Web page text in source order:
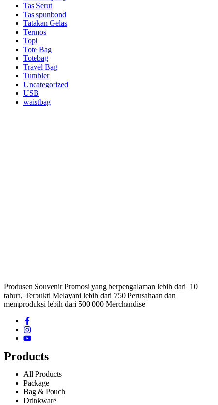
Tas Serut
Tas spunbond
Tatakan Gelas
Termos
Topi
Tote Bag
Totebag
Travel Bag
Tumbler
Uncategorized
USB
waistbag
Produsen Souvenir Promosi yang berpengalaman lebih dari 10
tahun, Terbukti Melayani lebih dari 750 Perusahaan dan
memproduksi lebih dari 500.000 Merchandise
Products
All Products
Package
Bag & Pouch
Drinkware